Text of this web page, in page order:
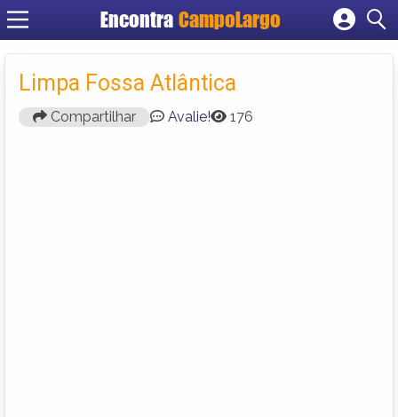
Encontra CampoLargo
Cadastrar empresa
Criar conta
Limpa Fossa Atlântica
Compartilhar Avalie! 176